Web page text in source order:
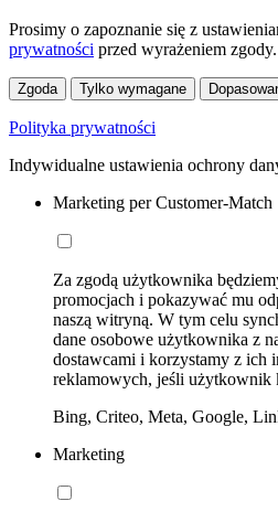
Prosimy o zapoznanie się z
prywatności przed wyrażeniem zgody.
Zgoda Tylko wymagane
Polityka prywatności
Indywidualne ustawienia ochrony
Marketing per Customer-Match
Za zgodą użytkownika
promocjach i pokazywać mu
naszą witryną. W tym celu
dane osobowe użytkownika z
dostawcami i korzystamy z ich
reklamowych, jeśli użytkownik
Bing, Criteo, Meta, Google,
Marketing